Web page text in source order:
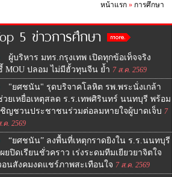
หน้าแรก » การศึกษา
5 ข่าวการศึกษา
ผู้บริหาร มทร.กรุงเทพ เปิดทุกข้อเท็จจริง
MOU ปลอม ไม่มีฮั้วทุนจีน ย้ำ 7 ส.ค. 2569
"ยศชนัน" รุดบริจาคโลหิต รพ.พระนั่งเกล้า
วยเหยื่อเหตุสลด ร.ร.เทพศิรินทร์ นนทบุรี พร้อม
ชิญชวนประชาชนร่วมต่อลมหายใจผู้บาดเจ็บ 7
.ค. 2569
“ยศชนัน” ลงพื้นที่เหตุกราดยิงใน ร.ร.นนทบุรี
ผยปิดเรียนชั่วคราว เร่งระดมทีมเยียวยาจิตใจ
อนสังคมงดแชร์ภาพสะเทือนใจ 7 ส.ค. 2569